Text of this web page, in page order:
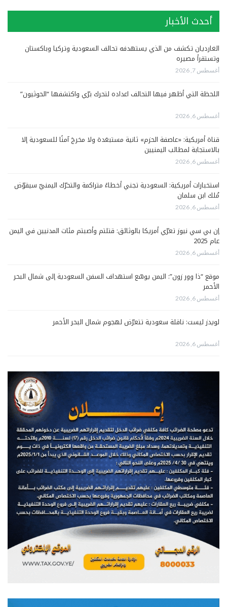
أحدث الأخبار
الغارديان تكشف من الذي يستهدفه تحالف السعودية وتركيا وباكستان
وتستقرأ مصيره
أغسطس 7, 2026
اللحظة التي أظهر فيها التحالف اعداده لتحرك برّي واكتشفها “الحوثيون”
أغسطس 6, 2026
قناة أمريكية: «عاصفة الحزم» ثانية مستبعَدة ولا مخرجَ آمنًا للسعودية إلا
بالاستجابة لمطالب اليمنيين
أغسطس 6, 2026
استخبارات أمريكية: السعودية تجني أخطاءً متراكمة والتحرّك اليمنيّ سيقوّض
مُلك ابن سلمان
أغسطس 6, 2026
إن بي سي نيوز تعرّي أمريكا بالوثائق: قتلتم وأصبتم مئات المدنيين في اليمن
عام 2025
أغسطس 6, 2026
موقع “ذا وور زون”: اليمن يوسّع استهداف السفن السعودية إلى شمال البحر
الأحمر
أغسطس 6, 2026
لويدز ليست: ناقلة سعودية تتعرّض لهجوم شمال البحر الأحمر
أغسطس 6, 2026